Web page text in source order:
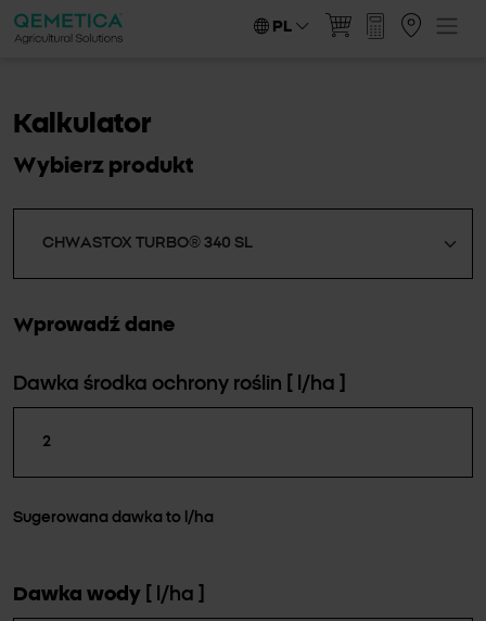
PL
Kalkulator
Wybierz produkt
Wprowadź dane
Dawka środka ochrony roślin [ l/ha ]
Sugerowana dawka to l/ha
Dawka wody [ l/ha ]